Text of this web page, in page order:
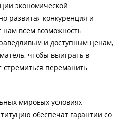
экономической
развитая конкуренция и
нам всем возможность
и доступным ценам,
чтобы выиграть в
стремиться переманить
мировых условиях
обеспечат гарантии со